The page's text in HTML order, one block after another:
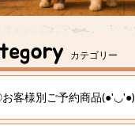
カテゴリー
客様別ご予約商品(●'◡'●)